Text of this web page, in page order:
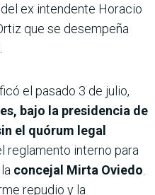
ex intendente Horacio
que se desempeña
el pasado 3 de julio,
bajo la presidencia de
el quórum legal
reglamento interno para
concejal Mirta Oviedo
repudio y la